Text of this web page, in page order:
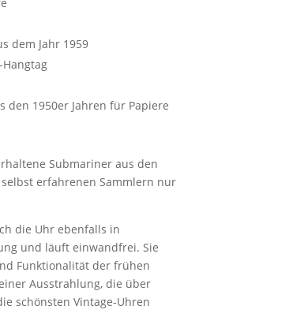
dem Jahr 1959
Hangtag
den 1950er Jahren für Papiere
Submariner aus den
erfahrenen Sammlern nur
die Uhr ebenfalls in
und läuft einwandfrei. Sie
Funktionalität der frühen
Ausstrahlung, die über
schönsten Vintage-Uhren